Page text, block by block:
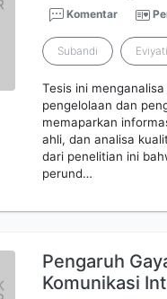
Komentar
Subandi Eviyati
Tesis ini
pengelolaan dan
memaparkan
ahli, dan analisa
dari penelitian ini
perund…
Pengaruh
Komunikasi